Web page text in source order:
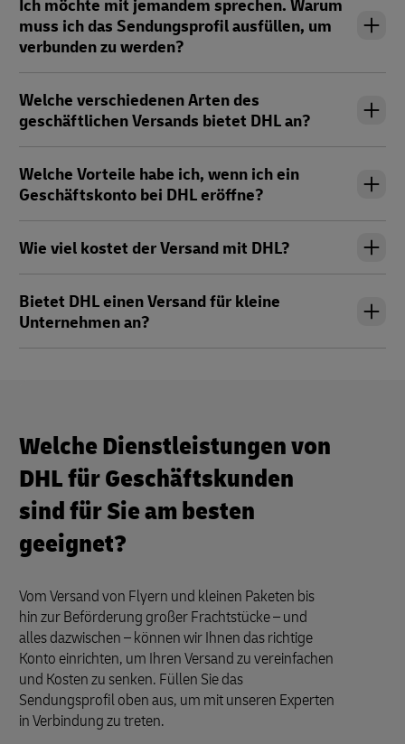
muss ich das Sendungsprofil ausfüllen, um
verbunden zu werden?
Welche verschiedenen Arten des
geschäftlichen Versands bietet DHL an?
Welche Vorteile habe ich, wenn ich ein
Geschäftskonto bei DHL eröffne?
Wie viel kostet der Versand mit DHL?
Bietet DHL einen Versand für kleine
Unternehmen an?
Welche Dienstleistungen von
DHL für Geschäftskunden
sind für Sie am besten
geeignet?
Vom Versand von Flyern und kleinen Paketen bis
hin zur Beförderung großer Frachtstücke – und
alles dazwischen – können wir Ihnen das richtige
Konto einrichten, um Ihren Versand zu vereinfachen
und Kosten zu senken. Füllen Sie das
Sendungsprofil oben aus, um mit unseren Experten
in Verbindung zu treten.